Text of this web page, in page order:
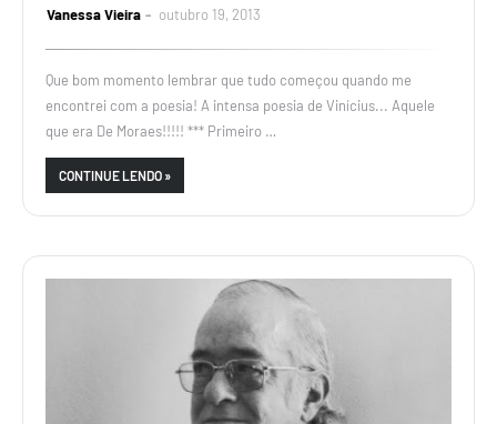
Vanessa Vieira outubro 19, 2013
Que bom momento lembrar que tudo começou quando me
encontrei com a poesia! A intensa poesia de Vinícius... Aquele
que era De Moraes!!!!! *** Primeiro …
CONTINUE LENDO »